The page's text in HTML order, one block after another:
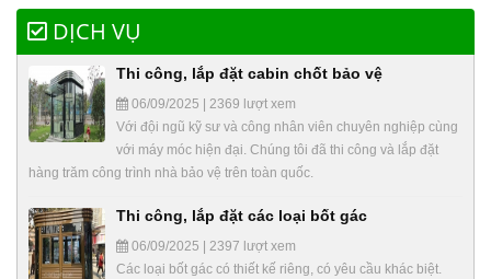
DỊCH VỤ
Thi công, lắp đặt cabin chốt bảo vệ
06/09/2025 | 2369 lượt xem
Với đội ngũ kỹ sư và công nhân viên chuyên nghiệp cùng
với máy móc hiện đại. Chúng tôi đã thi công và lắp đặt
hàng trăm công trình nhà bảo vệ trên toàn quốc.
Thi công, lắp đặt các loại bốt gác
06/09/2025 | 2397 lượt xem
Các loại bốt gác có thiết kế riêng, có yêu cầu khác biệt.